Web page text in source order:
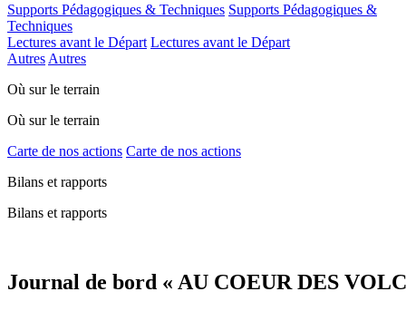
Supports Pédagogiques & Techniques Supports Pédagogiques &
Techniques
Lectures avant le Départ Lectures avant le Départ
Autres Autres
Où sur le terrain
Où sur le terrain
Carte de nos actions Carte de nos actions
Bilans et rapports
Bilans et rapports
Journal de bord « AU COEUR DES